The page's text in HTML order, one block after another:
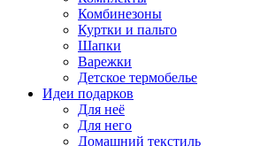
Комбинезоны
Куртки и пальто
Шапки
Варежки
Детское термобелье
Идеи подарков
Для неё
Для него
Домашний текстиль